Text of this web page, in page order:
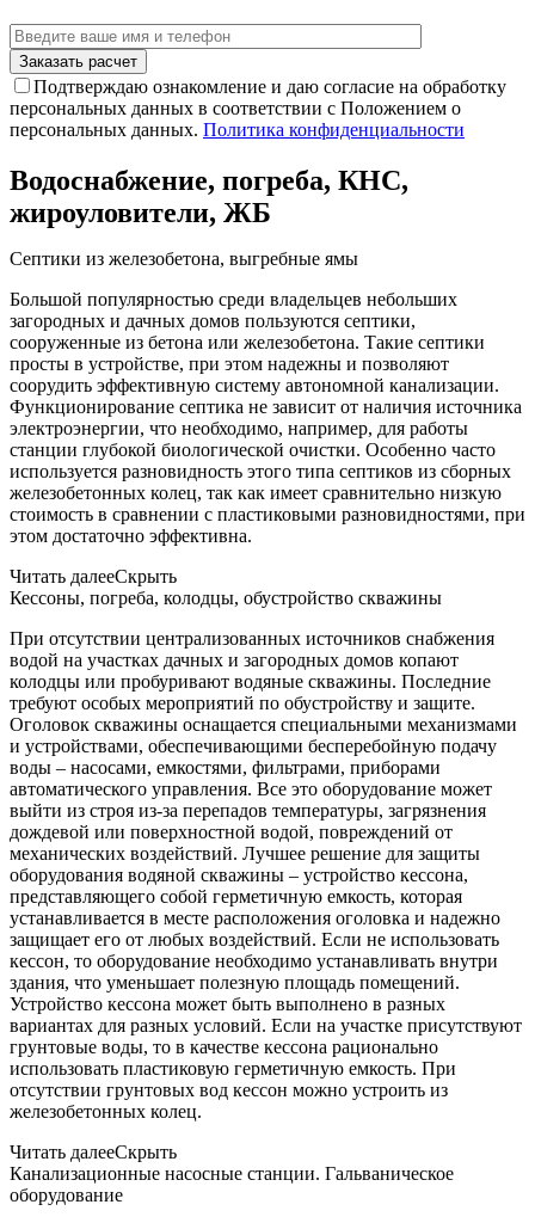
Подтверждаю ознакомление и даю согласие на обработку
персональных данных в соответствии с Положением о
персональных данных. Политика конфиденциальности
Водоснабжение, погреба, КНС,
жироуловители, ЖБ
Септики из железобетона, выгребные ямы
Большой популярностью среди владельцев небольших
загородных и дачных домов пользуются септики,
сооруженные из бетона или железобетона. Такие септики
просты в устройстве, при этом надежны и позволяют
соорудить эффективную систему автономной канализации.
Функционирование септика не зависит от наличия источника
электроэнергии, что необходимо, например, для работы
станции глубокой биологической очистки. Особенно часто
используется разновидность этого типа септиков из сборных
железобетонных колец, так как имеет сравнительно низкую
стоимость в сравнении с пластиковыми разновидностями, при
этом достаточно эффективна.
Читать далееСкрыть
Кессоны, погреба, колодцы, обустройство скважины
При отсутствии централизованных источников снабжения
водой на участках дачных и загородных домов копают
колодцы или пробуривают водяные скважины. Последние
требуют особых мероприятий по обустройству и защите.
Оголовок скважины оснащается специальными механизмами
и устройствами, обеспечивающими бесперебойную подачу
воды – насосами, емкостями, фильтрами, приборами
автоматического управления. Все это оборудование может
выйти из строя из-за перепадов температуры, загрязнения
дождевой или поверхностной водой, повреждений от
механических воздействий. Лучшее решение для защиты
оборудования водяной скважины – устройство кессона,
представляющего собой герметичную емкость, которая
устанавливается в месте расположения оголовка и надежно
защищает его от любых воздействий. Если не использовать
кессон, то оборудование необходимо устанавливать внутри
здания, что уменьшает полезную площадь помещений.
Устройство кессона может быть выполнено в разных
вариантах для разных условий. Если на участке присутствуют
грунтовые воды, то в качестве кессона рационально
использовать пластиковую герметичную емкость. При
отсутствии грунтовых вод кессон можно устроить из
железобетонных колец.
Читать далееСкрыть
Канализационные насосные станции. Гальваническое
оборудование